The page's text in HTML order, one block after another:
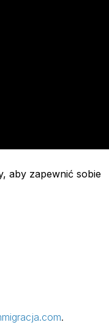
aby zapewnić sobie
.